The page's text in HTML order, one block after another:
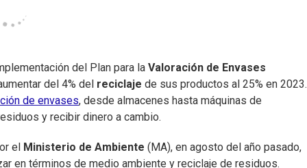
del Plan para la Valoración de Envases
del 4% del reciclaje de sus productos al 25% en 2023.
de envases, desde almacenes hasta máquinas de
y recibir dinero a cambio.
el Ministerio de Ambiente (MA), en agosto del año pasado,
en términos de medio ambiente y reciclaje de residuos.